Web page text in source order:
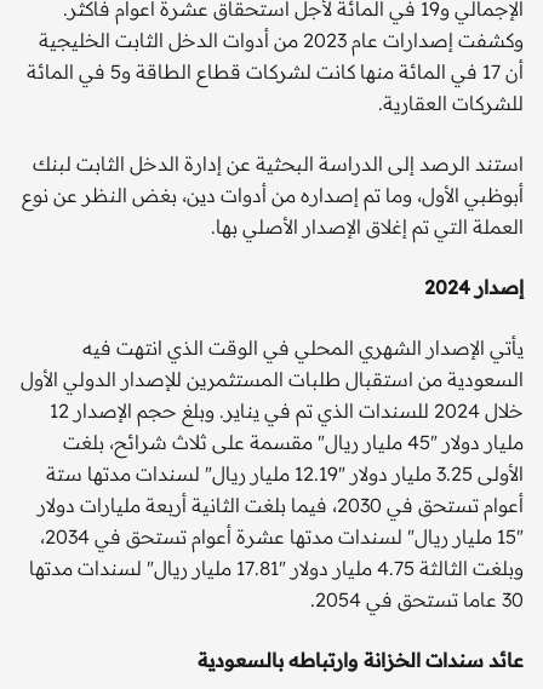
الإجمالي و19 في المائة لأجل استحقاق عشرة أعوام فأكثر.
وكشفت إصدارات عام 2023 من أدوات الدخل الثابت الخليجية
أن 17 في المائة منها كانت لشركات قطاع الطاقة و5 في المائة
للشركات العقارية.
استند الرصد إلى الدراسة البحثية عن إدارة الدخل الثابت لبنك
أبوظبي الأول، وما تم إصداره من أدوات دين، بغض النظر عن نوع
العملة التي تم إغلاق الإصدار الأصلي بها.
إصدار 2024
يأتي الإصدار الشهري المحلي في الوقت الذي انتهت فيه
السعودية من استقبال طلبات المستثمرين للإصدار الدولي الأول
خلال 2024 للسندات الذي تم في يناير. وبلغ حجم الإصدار 12
مليار دولار "45 مليار ريال" مقسمة على ثلاث شرائح، بلغت
الأولى 3.25 مليار دولار "12.19 مليار ريال" لسندات مدتها ستة
أعوام تستحق في 2030، فيما بلغت الثانية أربعة مليارات دولار
"15 مليار ريال" لسندات مدتها عشرة أعوام تستحق في 2034،
وبلغت الثالثة 4.75 مليار دولار "17.81 مليار ريال" لسندات مدتها
30 عاما تستحق في 2054.
عائد سندات الخزانة وارتباطه بالسعودية